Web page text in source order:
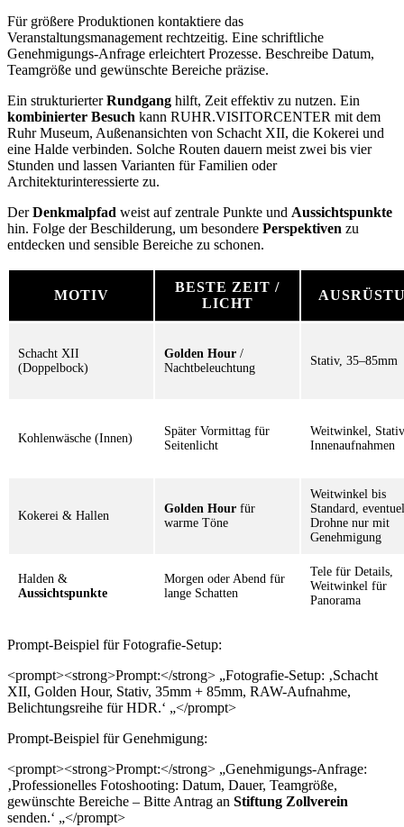
Für größere Produktionen kontaktiere das
Veranstaltungsmanagement rechtzeitig. Eine schriftliche
Genehmigungs-Anfrage erleichtert Prozesse. Beschreibe Datum,
Teamgröße und gewünschte Bereiche präzise.
Ein strukturierterRundgang hilft, Zeit effektiv zu nutzen. Ein
kombinierter Besuch kann RUHR.VISITORCENTER mit dem
Ruhr Museum, Außenansichten von Schacht XII, die Kokerei und
eine Halde verbinden. Solche Routen dauern meist zwei bis vier
Stunden und lassen Varianten für Familien oder
Architekturinteressierte zu.
DerDenkmalpfad weist auf zentrale Punkte und Aussichtspunkte
hin. Folge der Beschilderung, um besondere Perspektiven zu
entdecken und sensible Bereiche zu schonen.
MOTIV
BESTE ZEIT /
LICHT
Schacht XII
(Doppelbock)
Golden Hour /
Nachtbeleuchtung
Stativ, 35–85mm
Kohlenwäsche (Innen)
Später Vormittag für
Seitenlicht
Weitwinkel,
Innenaufnahmen
Kokerei & Hallen
Golden Hour für
warme Töne
Weitwinkel bis
Standard,
Drohne nur mit
Genehmigung
Halden &
Aussichtspunkte
Morgen oder Abend für
lange Schatten
Tele für Details,
Weitwinkel für
Panorama
Prompt-Beispiel für Fotografie-Setup:
<prompt><strong>Prompt:</strong> „Fotografie-Setup: ‚Schacht
XII, Golden Hour, Stativ, 35mm + 85mm, RAW-Aufnahme,
Belichtungsreihe für HDR.‘ „</prompt>
Prompt-Beispiel für Genehmigung:
<prompt><strong>Prompt:</strong> „Genehmigungs-Anfrage:
‚Professionelles Fotoshooting: Datum, Dauer, Teamgröße,
gewünschte Bereiche – Bitte Antrag an Stiftung Zollverein
senden.‘ „</prompt>